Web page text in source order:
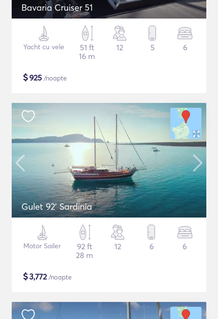
Bavaria Cruiser 51
Yacht cu vele
51 ft
16 m
12 5 6
$925 /noapte
Gulet 92' Sardinia
Motor Sailer
92 ft
28 m
12 6 6
$3,772/noapte